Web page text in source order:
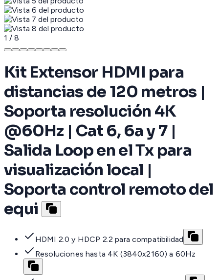
1 / 8
Kit Extensor HDMI para
distancias de 120 metros |
Soporta resolución 4K
@60Hz | Cat 6, 6a y 7 |
Salida Loop en el Tx para
visualización local |
Soporta control remoto del
equi
HDMI 2.0 y HDCP 2.2 para compatibilidad
Resoluciones hasta 4K (3840x2160) a 60Hz